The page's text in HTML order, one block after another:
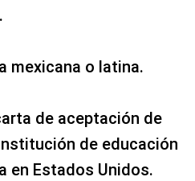
mexicana o latina.
de aceptación de
de educación
en Estados Unidos.